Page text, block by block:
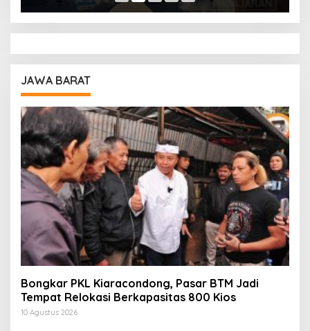
JAWA BARAT
Bongkar PKL Kiaracondong, Pasar BTM Jadi
Tempat Relokasi Berkapasitas 800 Kios
10 Agustus 2026